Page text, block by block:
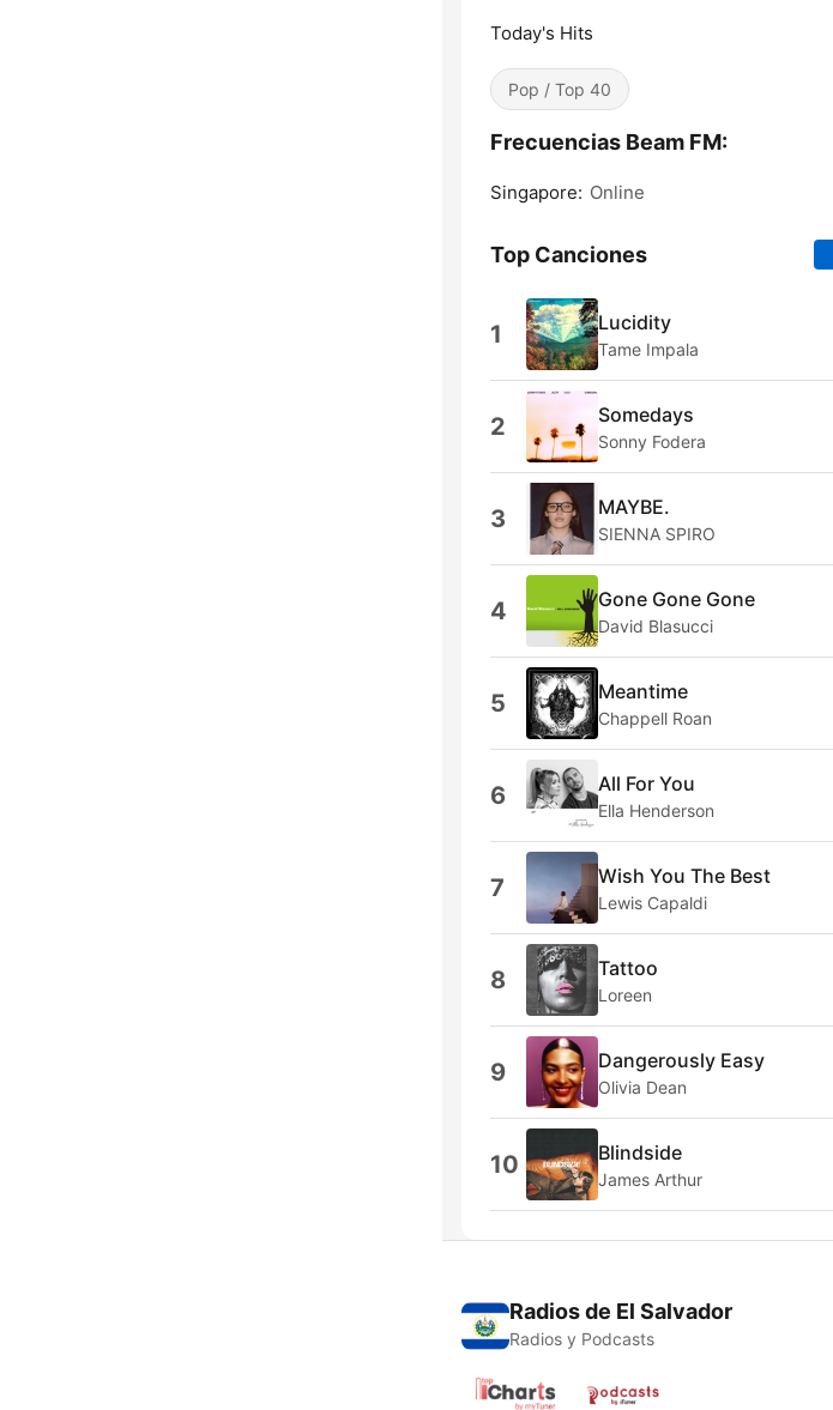
Today's Hits
Pop / Top 40
Frecuencias Beam FM:
Singapore: Online
Top Canciones
1 Lucidity
Tame Impala
2 Somedays
Sonny Fodera
3 MAYBE.
SIENNA SPIRO
4 Gone Gone Gone
David Blasucci
5 Meantime
Chappell Roan
6 All For You
Ella Henderson
7 Wish You The Best
Lewis Capaldi
8 Tattoo
Loreen
9 Dangerously Easy
Olivia Dean
10 Blindside
James Arthur
Radios de El Salvador
Radios y Podcasts